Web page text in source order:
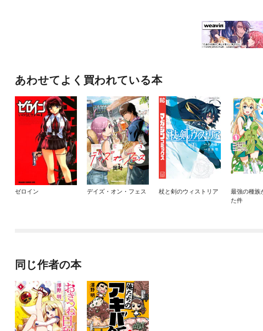
あわせてよく買われている本
ゼロイン デイズ・オン・フェス 杖と剣のウィストリア
最強の種族
た件
同じ作者の本